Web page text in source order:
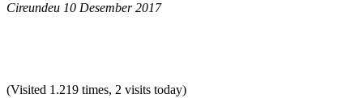
Cireundeu 10 Desember 2017
(Visited 1.219 times, 2 visits today)